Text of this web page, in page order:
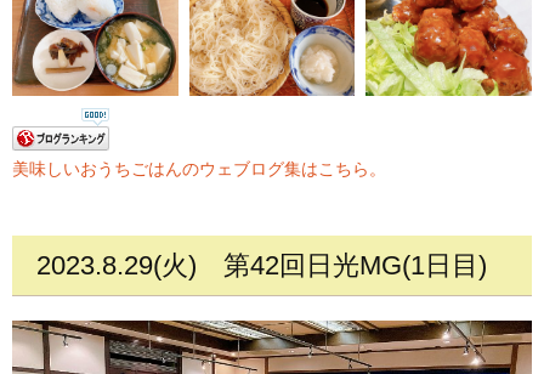
美味しいおうちごはんのウェブログ集はこちら。
2023.8.29(火) 第42回日光MG(1日目)